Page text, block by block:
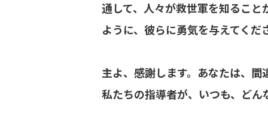
通して、人々が救世軍を知るこ
ように、彼らに勇気を与えてくだ
主よ、感謝します。あなたは、
私たちの指導者が、いつも、ど